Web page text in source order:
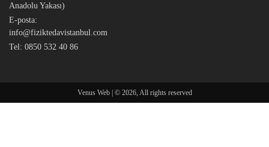
Anadolu Yakası)
E-posta:
info@fiziktedavistanbul.com
Tel: 0850 532 40 86
Venus Web | © 2026, All rights reserved